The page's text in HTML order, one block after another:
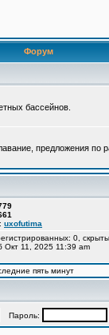
Форум
бассейнов.
предложения по
uxofutima
0,
Окт 11, 2025 11:39 am
пять минут
Пароль: